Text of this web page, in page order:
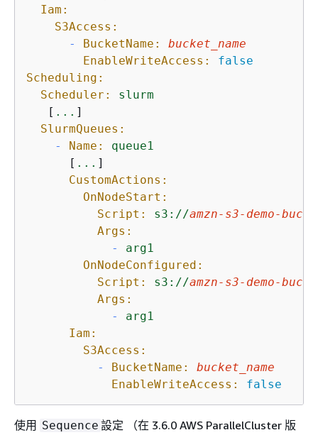
Iam:
S3Access:
-
BucketName:
bucket_name
EnableWriteAccess:
false
Scheduling:
Scheduler:
slurm
   [
... ]
SlurmQueues:
-
Name:
queue1
      [
... ]
CustomActions:
OnNodeStart:
Script:
s3://amzn-s3-demo-
Args:
-
arg1
OnNodeConfigured:
Script:
s3://amzn-s3-demo-
Args:
-
arg1
Iam:
S3Access:
-
BucketName:
bucket_name
EnableWriteAccess:
false
使用 Sequence 設定 （在 3.6.0 AWS ParallelCluster 版